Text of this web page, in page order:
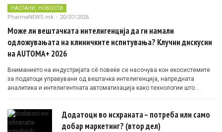
НАСТАНИ, НОВОСТИ
PharmaNEWS.mk - 20/07/2026
Може ли вештачката интелигенција да ги намали
одложувањата на клиничките испитувања? Клучни дискусии
на AUTOMA+ 2026
Вниманието на индустријата сè повеќе се насочува кон екосистемите
за податоци управувани од вештачка интелигенција, напредната
аналитика и интелигентната автоматизација како технологии што
Додатоци во исхраната – потреба или само
добар маркетинг? (втор дел)